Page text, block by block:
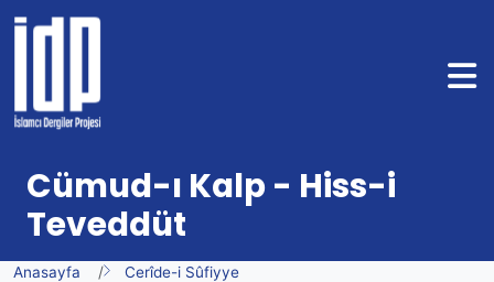
Cümud-ı Kalp - Hiss-i
Teveddüt
Anasayfa
Cerîde-i Sûfiyye